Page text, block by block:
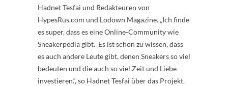
Hadnet Tesfai und Redakteuren von
HypesRus.com und Lodown Magazine. „Ich finde
es super, dass es eine Online-Community wie
Sneakerpedia gibt. Es ist schön zu wissen, dass
es auch andere Leute gibt, denen Sneakers so viel
bedeuten und die auch so viel Zeit und Liebe
investieren.“, so Hadnet Tesfai über das Projekt.